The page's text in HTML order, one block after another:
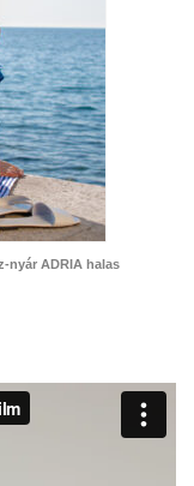
nyár ADRIA halas